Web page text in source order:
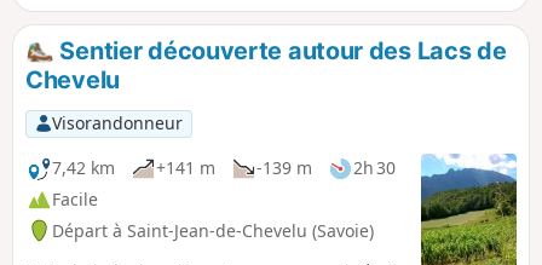
Sentier découverte autour des Lacs de
Chevelu
Visorandonneur
7,42 km
+141 m -139 m
2h 30
Facile
Départ à Saint-Jean-de-Chevelu (Savoie)